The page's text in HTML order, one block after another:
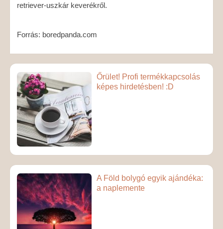
retriever-uszkár keverékről.
Forrás: boredpanda.com
Őrület! Profi termékkapcsolás
képes hirdetésben! :D
A Föld bolygó egyik ajándéka:
a naplemente